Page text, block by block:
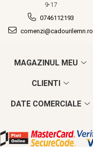
9-17
0746112193
comenzi@cadourilemn.ro
MAGAZINUL MEU
CLIENTI
DATE COMERCIALE